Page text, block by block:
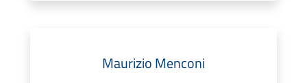
Maurizio Menconi